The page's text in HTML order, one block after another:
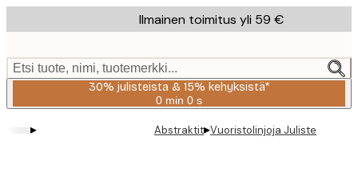
to
content.
Ilmainen toimitus yli 59 €
Etsi tuote, nimi, tuotemerkki...
30% julisteista & 15% kehyksistä*
0 min 0 s
Voimassa
2026-
▸ Abstraktit▸Vuoristolinjoja Juliste